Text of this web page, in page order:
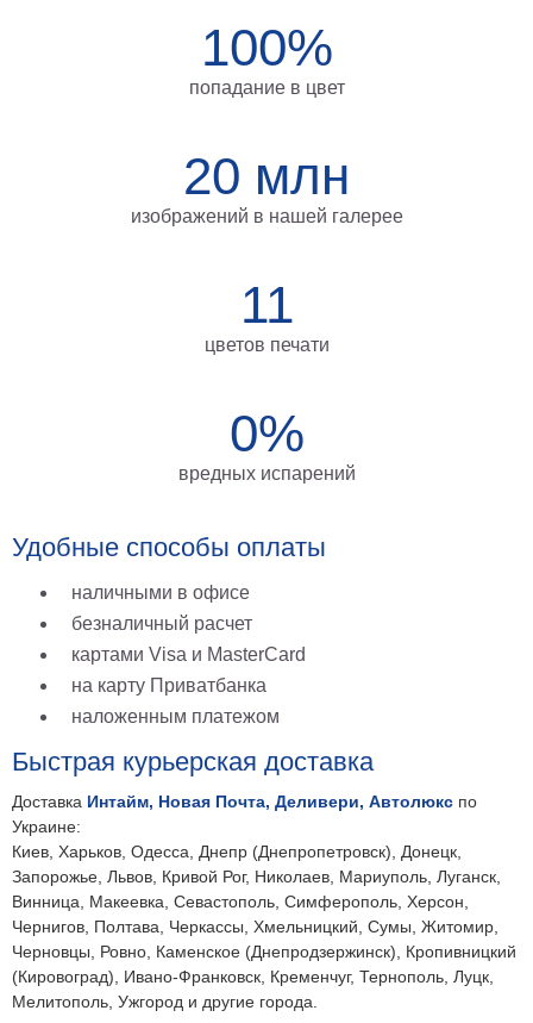
100%
попадание в цвет
20 млн
изображений в нашей галерее
11
цветов печати
0%
вредных испарений
Удобные способы оплаты
наличными в офисе
безналичный расчет
картами Visa и MasterCard
на карту Приватбанка
наложенным платежом
Быстрая курьерская доставка
Доставка Интайм, Новая Почта, Деливери, Автолюкс по
Украине:
Киев, Харьков, Одесса, Днепр (Днепропетровск), Донецк,
Запорожье, Львов, Кривой Рог, Николаев, Мариуполь, Луганск,
Винница, Макеевка, Севастополь, Симферополь, Херсон,
Чернигов, Полтава, Черкассы, Хмельницкий, Сумы, Житомир,
Черновцы, Ровно, Каменское (Днепродзержинск), Кропивницкий
(Кировоград), Ивано-Франковск, Кременчуг, Тернополь, Луцк,
Мелитополь, Ужгород и другие города.